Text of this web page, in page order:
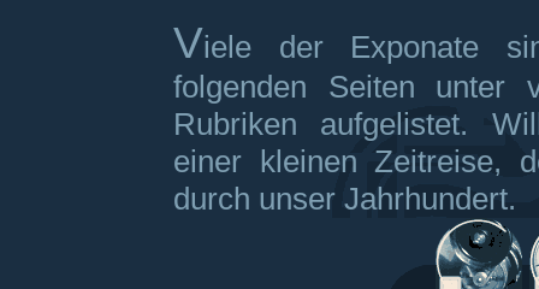
Viele der Exponate
folgenden Seiten unter
Rubriken aufgelistet.
einer kleinen Zeitreise,
durch unser Jahrhundert.